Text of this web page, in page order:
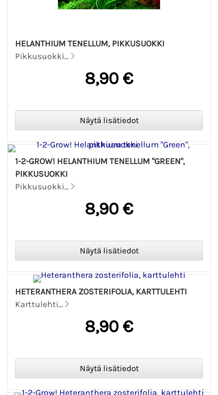
HELANTHIUM TENELLUM, PIKKUSUOKKI
Pikkusuokki...
8,90 €
1-2-GROW! HELANTHIUM TENELLUM "GREEN",
PIKKUSUOKKI
Pikkusuokki...
8,90 €
HETERANTHERA ZOSTERIFOLIA, KARTTULEHTI
Karttulehti...
8,90 €